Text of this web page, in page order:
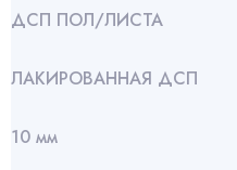
ДСП ПОЛ/ЛИСТА
ЛАКИРОВАННАЯ ДСП
10 мм